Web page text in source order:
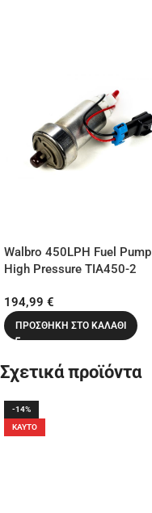
Walbro 450LPH Fuel Pump
High Pressure TIA450-2
Ethanol) TI Automotive
194,99 €
ΠΡΟΣΘΉΚΗ ΣΤΟ ΚΑΛΆΘΙ
Σχετικά προϊόντα
-14%
ΚΑΥΤΌ